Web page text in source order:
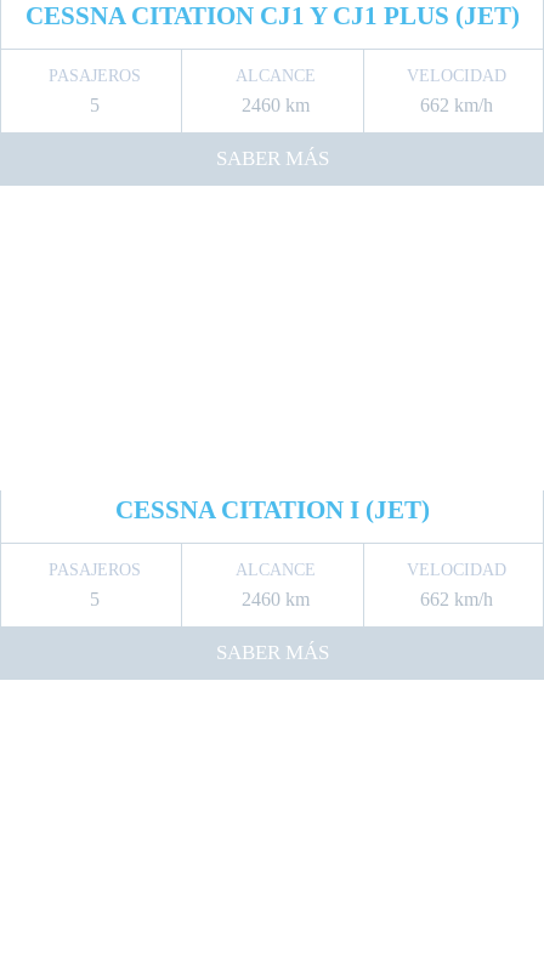
CESSNA CITATION CJ1 Y CJ1 PLUS (JET)
PASAJEROS
5
ALCANCE
2460 km
VELOCIDAD
662 km/h
SABER MÁS
CESSNA CITATION I (JET)
PASAJEROS
5
ALCANCE
2460 km
VELOCIDAD
662 km/h
SABER MÁS